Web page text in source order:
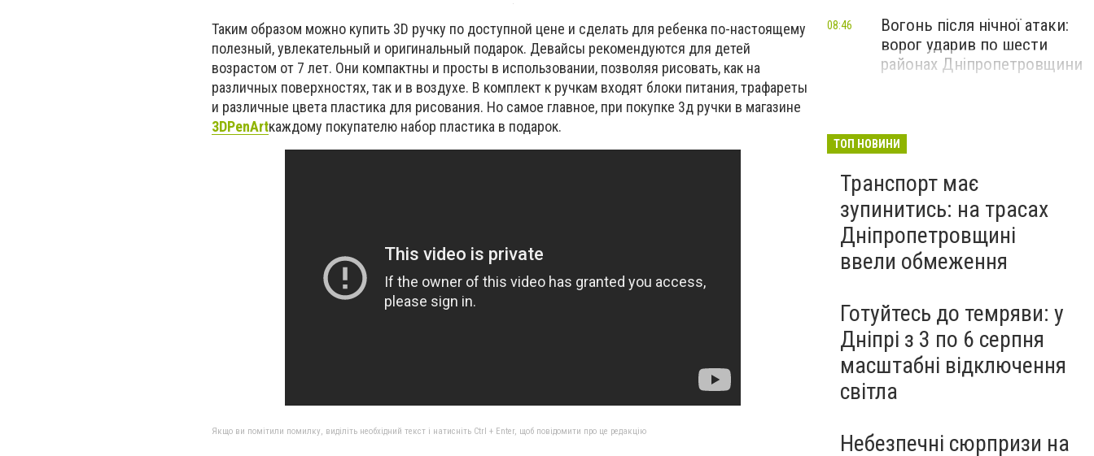
Таким образом можно купить 3D ручку по доступной цене и сделать для ребенка по-настоящему
полезный, увлекательный и оригинальный подарок. Девайсы рекомендуются для детей
возрастом от 7 лет. Они компактны и просты в использовании, позволяя рисовать, как на
различных поверхностях, так и в воздухе. В комплект к ручкам входят блоки питания, трафареты
и различные цвета пластика для рисования. Но самое главное, при покупке 3д ручки в магазине
3DPenArtкаждому покупателю набор пластика в подарок.
Якщо ви помітили помилку, виділіть необхідний текст і натисніть Ctrl + Enter, щоб повідомити про це редакцію
Вогонь після нічної атаки:
ворог ударив по шести
районах Дніпропетровщини
08:46
ТОП НОВИНИ
Транспорт має
зупинитись: на трасах
Дніпропетровщині
ввели обмеження
Готуйтесь до темряви: у
Дніпрі з 3 по 6 серпня
масштабні відключення
світла
Небезпечні сюрпризи на